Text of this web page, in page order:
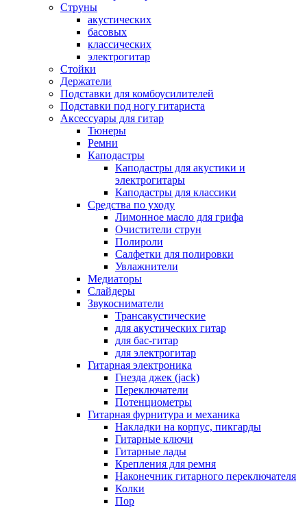
Струны
акустических
басовых
классических
электрогитар
Стойки
Держатели
Подставки для комбоусилителей
Подставки под ногу гитариста
Аксессуары для гитар
Тюнеры
Ремни
Каподастры
Каподастры для акустики и
электрогитары
Каподастры для классики
Средства по уходу
Лимонное масло для грифа
Очистители струн
Полироли
Салфетки для полировки
Увлажнители
Медиаторы
Слайдеры
Звукосниматели
Трансакустические
для акустических гитар
для бас-гитар
для электрогитар
Гитарная электроника
Гнезда джек (jack)
Переключатели
Потенциометры
Гитарная фурнитура и механика
Накладки на корпус, пикгарды
Гитарные ключи
Гитарные лады
Крепления для ремня
Наконечник гитарного переключателя
Колки
Пор